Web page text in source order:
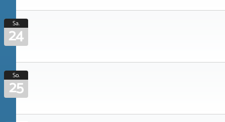
Sa.
24
So.
25